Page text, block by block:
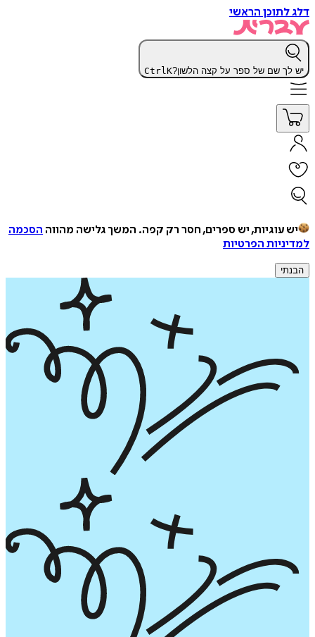
דלג לתוכן הראשי
יש לך שם של ספר על קצה הלשון? CtrlK
יש עוגיות, יש ספרים, חסר רק קפה. המשך גלישה מהווה הסכמה
למדיניות הפרטיות
הבנתי